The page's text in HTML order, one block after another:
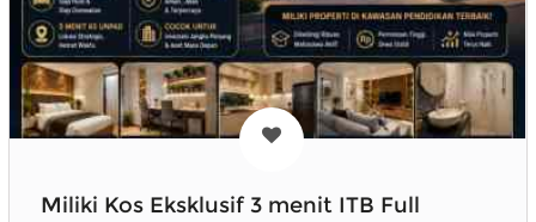
Miliki Kos Eksklusif 3 menit ITB Full